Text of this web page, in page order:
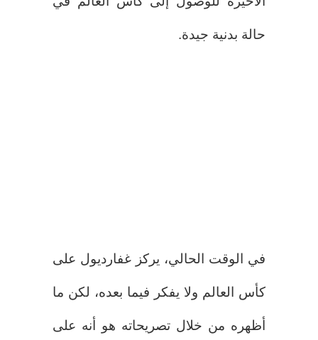
حالة بدنية جيدة.
في الوقت الحالي، يركز غفارديول على
كأس العالم ولا يفكر فيما بعده، لكن ما
أظهره من خلال تصريحاته هو أنه على